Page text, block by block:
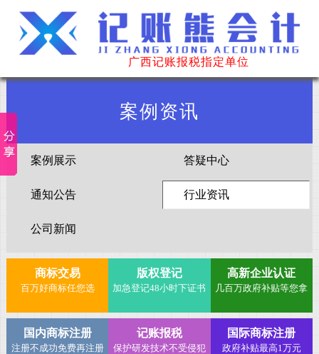
广西记账报税指定单位
案例资讯
案例展示 答疑中心
通知公告 行业资讯
公司新闻
商标交易
百万好商标任您选
版权登记
加急登记48小时下证书
高新企业认证
几百万政府补贴等您拿
国内商标注册
注册不成功免费再注册
记账报税
保护研发技术不受侵犯
国际商标注册
政府补贴最高1万元